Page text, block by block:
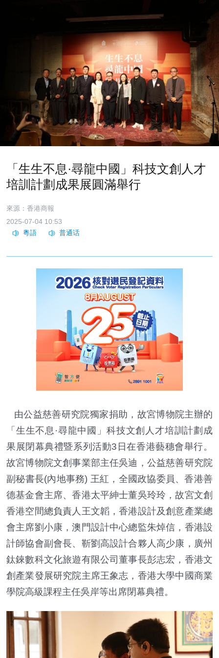
「生生不息·尋龍中國」科技文創人才
培訓計劃成果展圓滿舉行
來源：香港商報
2025-07-04 10:53
由公益慈善研究院獨家捐助，故宮博物院主辦的
「生生不息·尋龍中國」科技文創人才培訓計劃成
果展閉幕典禮暨系列活動3日在香港藝穗會舉行。
故宮博物院文創事業部主任吳迪，公益慈善研究院
副秘書長(內地事務) 王紅，全國政協委員、香港善
德基金會主席、香港太平紳士董吳玲玲，故宮文創
香港空間總負責人王文韜，香港設計及創意產業總
會主席劉小康，澳門設計中心總監朱焯信，香港設
計師協會副會長、靳劉高設計合夥人高少康，廣州
鈦錸數科文化旅遊有限公司董事長彭志宏，香港文
創產業發展研究院主席王象志，香港大學中國商業
學院高級課程主任吳岸等出席閉幕典禮。